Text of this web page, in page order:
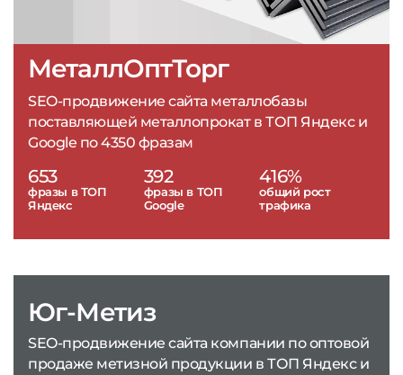
МеталлОптТорг
SEO-продвижение сайта металлобазы
поставляющей металлопрокат в ТОП Яндекс и
Google по 4350 фразам
653
фразы в ТОП
Яндекс
392
фразы в ТОП
Google
416%
общий рост
трафика
Юг-Метиз
SEO-продвижение сайта компании по оптовой
продаже метизной продукции в ТОП Яндекс и